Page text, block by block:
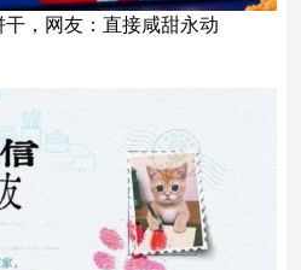
，网友：直接咸甜永动